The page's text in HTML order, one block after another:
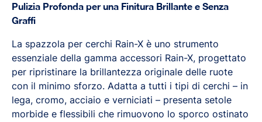
Pulizia Profonda per una Finitura Brillante e Senza
Graffi
La spazzola per cerchi Rain-X è uno strumento
essenziale della gamma accessori Rain-X, progettato
per ripristinare la brillantezza originale delle ruote
con il minimo sforzo. Adatta a tutti i tipi di cerchi – in
lega, cromo, acciaio e verniciati – presenta setole
morbide e flessibili che rimuovono lo sporco ostinato